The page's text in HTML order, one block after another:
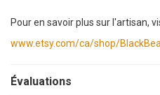
Pour en savoir plus sur l'artisan,
www.etsy.com/ca/shop/
Évaluations